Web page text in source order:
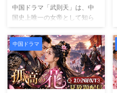
俳優フォン・ワン・ホーで
す。 １話あたり約１５～３０
語が進むため、中国ドラマ初
心者にもおすすめできます。
この記事では、双生契～満月
の夜にあなたと～の配信情報
をはじめ、作 ...
中国ドラマ「武則天」は、中
国史上唯一の女帝として知ら
れる武則天の波乱に満ちた人
生を壮大なスケールで描いた
歴史超大作です。 主演を務め
るファン ビンビンは、宮廷に
入った１０代の少女時代から
絶大な権力を握る晩年までを
演じ切り、その圧倒的な存在
中国ドラマ
2026/6/13